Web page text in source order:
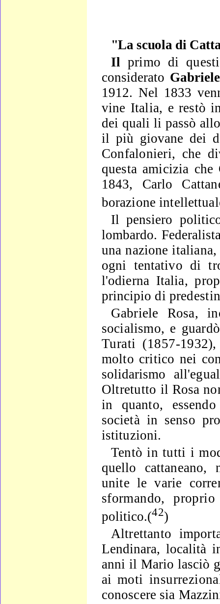
"La scuola di
Il primo di
considerato
1912. Nel 1833
vine Italia, e restò
dei quali li passò
il più giovane dei
Confalonieri, che
questa amicizia
1843, Carlo
borazione
Il pensiero
lombardo.
una nazioneitaliana,
ogni tentativo di
l'odierna Italia,
principio di
Gabriele Rosa,
socialismo, e
Turati (1857-
molto critico nei
solidarismo
Oltretutto il Rosa
in quanto,
società in senso
istituzioni.
Tentò in tutti i
quello cattaneano,
unite le varie
sformando,
politico.(42)
Altrettanto
Lendinara, località
anni il Mario lasciò
ai moti
conoscere sia